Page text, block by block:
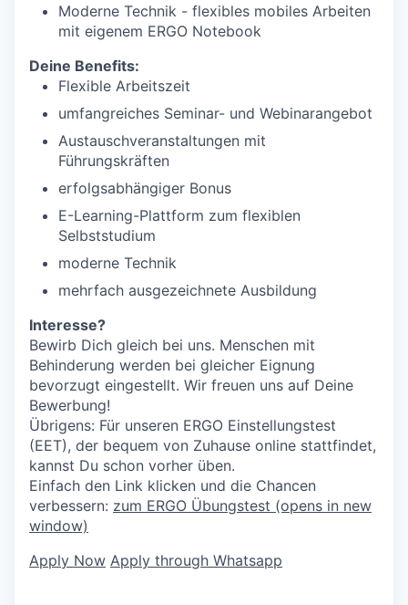
Moderne Technik - flexibles mobiles Arbeiten
mit eigenem ERGO Notebook
Deine Benefits:
Flexible Arbeitszeit
umfangreiches Seminar- und Webinarangebot
Austauschveranstaltungen mit
Führungskräften
erfolgsabhängiger Bonus
E-Learning-Plattform zum flexiblen
Selbststudium
moderne Technik
mehrfach ausgezeichnete Ausbildung
Interesse?
Bewirb Dich gleich bei uns. Menschen mit
Behinderung werden bei gleicher Eignung
bevorzugt eingestellt. Wir freuen uns auf Deine
Bewerbung!
Übrigens: Für unseren ERGO Einstellungstest
(EET), der bequem von Zuhause online stattfindet,
kannst Du schon vorher üben.
Einfach den Link klicken und die Chancen
verbessern: zum ERGO Übungstest (opens in new
window)
Apply Now Apply through Whatsapp